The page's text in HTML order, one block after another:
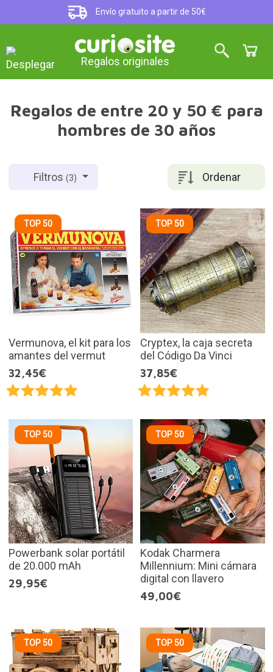
Envío gratuito a partir de 50€
Regalos originales
Regalos de entre 20 y 50 € para
hombres de 30 años
Ordenar
Filtros(3)
TOP 50
Vermunova, el kit para los
amantes del vermut
32,45€
TOP 50
Cryptex, la caja secreta
del Código Da Vinci
37,85€
TOP 50
Powerbank solar portátil
de 20.000 mAh
29,95€
TOP 50
Kodak Charmera
Millennium: Mini cámara
digital con llavero
49,00€
TOP 50 TOP 50